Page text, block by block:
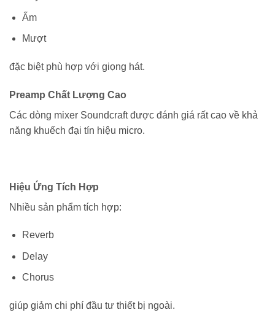
Ấm
Mượt
đặc biệt phù hợp với giọng hát.
Preamp Chất Lượng Cao
Các dòng mixer Soundcraft được đánh giá rất cao về khả
năng khuếch đại tín hiệu micro.
Hiệu Ứng Tích Hợp
Nhiều sản phẩm tích hợp:
Reverb
Delay
Chorus
giúp giảm chi phí đầu tư thiết bị ngoài.